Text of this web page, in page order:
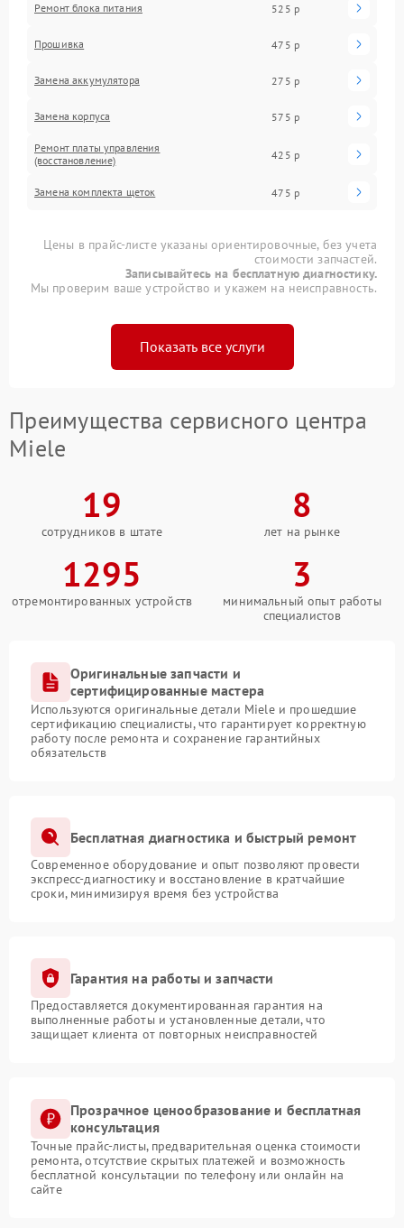
Ремонт блока питания 525 р
Прошивка 475 р
Замена аккумулятора 275 р
Замена корпуса 575 р
Ремонт платы управления
(восстановление)
425 р
Замена комплекта щеток 475 р
Цены в прайс-листе указаны ориентировочные, без учета
стоимости запчастей.
Записывайтесь на бесплатную диагностику.
Мы проверим ваше устройство и укажем на неисправность.
Показать все услуги
Преимущества сервисного центра
Miele
19
сотрудников в штате
8
лет на рынке
1295
отремонтированных устройств
3
минимальный опыт работы
специалистов
Оригинальные запчасти и
сертифицированные мастера
Используются оригинальные детали Miele и прошедшие
сертификацию специалисты, что гарантирует корректную
работу после ремонта и сохранение гарантийных
обязательств
Бесплатная диагностика и быстрый ремонт
Современное оборудование и опыт позволяют провести
экспресс-диагностику и восстановление в кратчайшие
сроки, минимизируя время без устройства
Гарантия на работы и запчасти
Предоставляется документированная гарантия на
выполненные работы и установленные детали, что
защищает клиента от повторных неисправностей
Прозрачное ценообразование и бесплатная
консультация
Точные прайс-листы, предварительная оценка стоимости
ремонта, отсутствие скрытых платежей и возможность
бесплатной консультации по телефону или онлайн на
сайте